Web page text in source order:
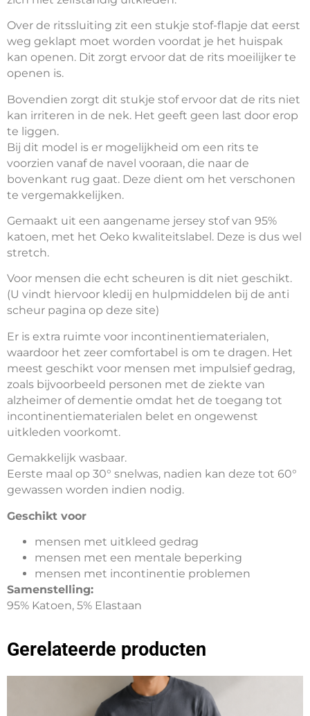
Over de ritssluiting zit een stukje stof-flapje dat eerst
weg geklapt moet worden voordat je het huispak
kan openen. Dit zorgt ervoor dat de rits moeilijker te
openen is.
Bovendien zorgt dit stukje stof ervoor dat de rits niet
kan irriteren in de nek. Het geeft geen last door erop
te liggen.
Bij dit model is er mogelijkheid om een rits te
voorzien vanaf de navel vooraan, die naar de
bovenkant rug gaat. Deze dient om het verschonen
te vergemakkelijken.
Gemaakt uit een aangename jersey stof van 95%
katoen, met het Oeko kwaliteitslabel. Deze is dus wel
stretch.
Voor mensen die echt scheuren is dit niet geschikt.
(U vindt hiervoor kledij en hulpmiddelen bij de anti
scheur pagina op deze site)
Er is extra ruimte voor incontinentiematerialen,
waardoor het zeer comfortabel is om te dragen. Het
meest geschikt voor mensen met impulsief gedrag,
zoals bijvoorbeeld personen met de ziekte van
alzheimer of dementie omdat het de toegang tot
incontinentiematerialen belet en ongewenst
uitkleden voorkomt.
Gemakkelijk wasbaar.
Eerste maal op 30° snelwas, nadien kan deze tot 60°
gewassen worden indien nodig.
Geschikt voor
mensen met uitkleed gedrag
mensen met een mentale beperking
mensen met incontinentie problemen
Samenstelling:
95% Katoen, 5% Elastaan
Gerelateerde producten